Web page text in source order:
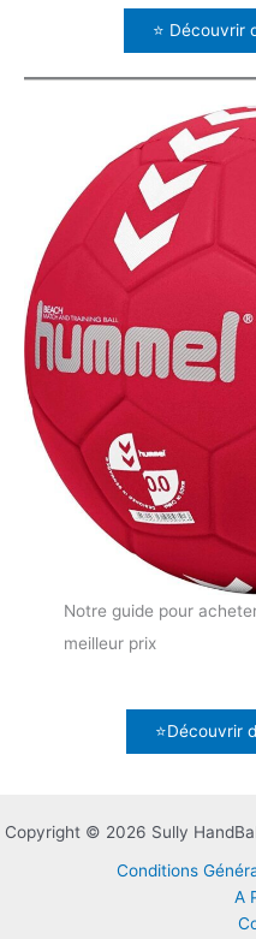
⭐ Découvrir
Notre guide pour
meilleur prix
⭐Découvrir
Copyright © 2026 Sully
Conditions
A